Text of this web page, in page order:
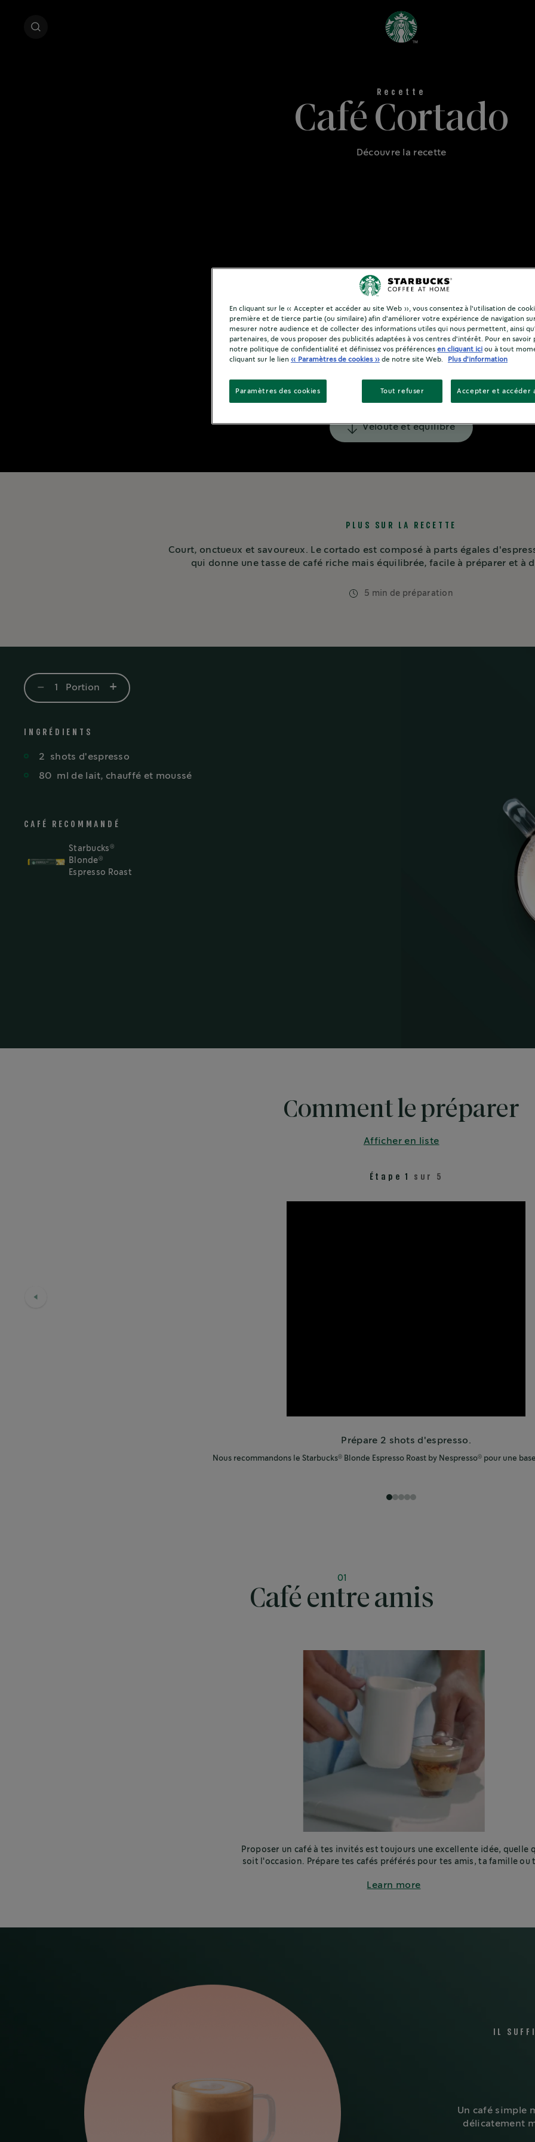
Café Cortado
Découvre la recette
Velouté et équilibré
PLUS SUR LA RECETTE
Court, onctueux et savoureux. Le cortado est composé à parts égales
qui donne une tasse de café riche mais équilibrée, facile à préparer et à
5 min de préparation
- 1 Portion +
INGRÉDIENTS
2 shots d'espresso
80 ml de lait, chauffé et moussé
CAFÉ RECOMMANDÉ
Starbucks ®
Blonde®
Espresso Roast
Comment le préparer
Afficher en liste
Étape 1 sur 5
Prépare 2 shots d'espresso.
Nous recommandons le Starbucks® Blonde Espresso Roast by Nespresso® pour une
1 234
01
Café entre amis
Proposer un café à tes invités est toujours une excellente idée, quelle
soit l'occasion. Prépare tes cafés préférés pour tes amis, ta famille ou
Learn more
IL
Un café simple
délicatement
En cliquant sur le « Accepter et accéder au site Web », vous consentez à l'utilisation de
première et de tierce partie (ou similaire) afin d'améliorer votre expérience de navigation
mesurer notre audience et de collecter des informations utiles qui nous permettent, ainsi
partenaires, de vous proposer des publicités adaptées à vos centres d'intérêt. Pour en savoir
notre politique de confidentialité et définissez vos préférences en cliquant ici ou à tout
cliquant sur le lien « Paramètres de cookies » de notre site Web. Plus d'information
Paramètres des cookies Tout refuser Accepter et accéder